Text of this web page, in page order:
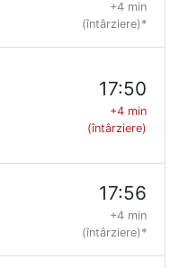
+4 min
(întârziere)*
17:50
+4 min
(întârziere)
17:56
+4 min
(întârziere)*